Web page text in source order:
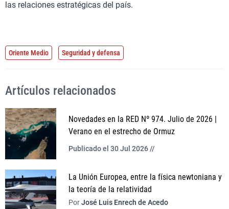
las relaciones estratégicas del país.
Oriente Medio Seguridad y defensa
Artículos relacionados
Novedades en la RED Nº 974. Julio de 2026 |
Verano en el estrecho de Ormuz
Publicado el 30 Jul 2026 //
La Unión Europea, entre la física newtoniana y
la teoría de la relatividad
PorJosé Luis Enrech de Acedo